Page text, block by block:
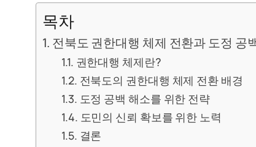
목차
전북도 권한대행 체제 전환과 도정 공
권한대행 체제란?
전북도의 권한대행 체제 전환 배경
도정 공백 해소를 위한 전략
도민의 신뢰 확보를 위한 노력
결론